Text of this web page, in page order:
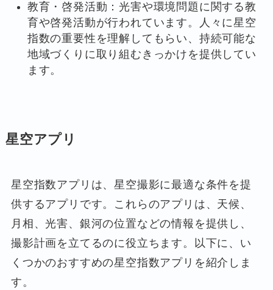
教育・啓発活動：光害や環境問題に関する教
育や啓発活動が行われています。人々に星空
指数の重要性を理解してもらい、持続可能な
地域づくりに取り組むきっかけを提供してい
ます。
星空アプリ
星空指数アプリは、星空撮影に最適な条件を提
供するアプリです。これらのアプリは、天候、
月相、光害、銀河の位置などの情報を提供し、
撮影計画を立てるのに役立ちます。以下に、い
くつかのおすすめの星空指数アプリを紹介しま
す。